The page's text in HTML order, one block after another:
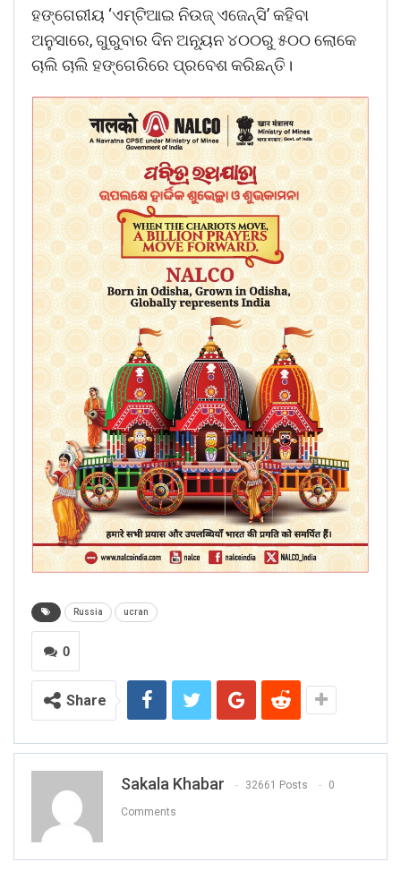
ହଙ୍ଗେରୀୟ ‘ଏମ୍‌ଟିଆଇ ନିଉଜ୍‌ ଏଜେନ୍‌ସି’ କହିବା
ଅନୁସାରେ, ଗୁରୁବାର ଦିନ ଅନ୍ୟୂନ ୪୦୦ରୁ ୫୦୦ ଲୋକେ
ଚାଲି ଚାଲି ହଙ୍ଗେରିରେ ପ୍ରବେଶ କରିଛନ୍ତି।
Russia ucran
0
Share
Sakala Khabar 32661 Posts 0
Comments